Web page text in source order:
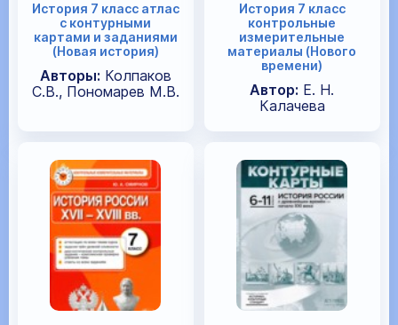
История 7 класс атлас
с контурными
картами и заданиями
(Новая история)
Авторы: Колпаков
С.В., Пономарев М.В.
История 7 класс
контрольные
измерительные
материалы (Нового
времени)
Автор: Е. Н.
Калачева